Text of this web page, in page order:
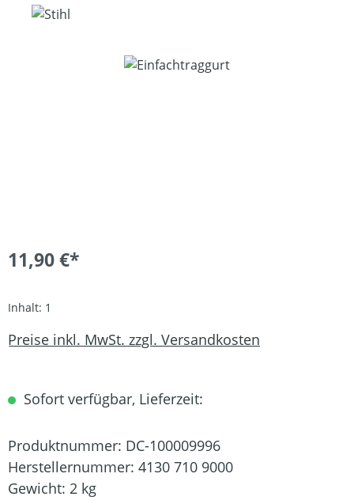
Bildergalerie überspringen
11,90 €*
Inhalt: 1
Preise inkl. MwSt. zzgl. Versandkosten
Sofort verfügbar, Lieferzeit:
Produktnummer: DC-100009996
Herstellernummer: 4130 710 9000
Gewicht: 2 kg